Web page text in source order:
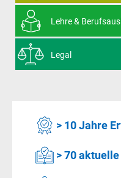
Lehre &
Legal
> 10 Jahre
> 70